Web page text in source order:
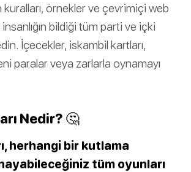
kuralları, örnekler ve çevrimiçi web
bildiği tüm parti ve içki
İçecekler, iskambil kartları,
paralar veya zarlarla oynamayı
Nedir? 🤔
herhangi bir kutlama
tüm oyunları